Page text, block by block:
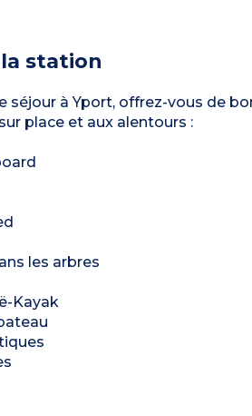
la station
séjour à Yport, offrez-vous de
place et aux alentours :
les arbres
Kayak